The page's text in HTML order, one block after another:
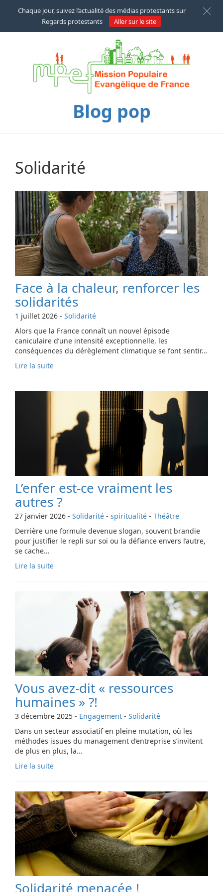
Blog pop
Solidarité
Face à la chaleur, renforcer les
solidarités
1 juillet 2026 - Solidarité
Alors que la France connaît un nouvel épisode
caniculaire d’une intensité exceptionnelle, les
conséquences du dérèglement climatique se font sentir…
Lire la suite
L’enfer est-ce vraiment les
autres ?
27 janvier 2026 - Solidarité - spiritualité - Théâtre
Derrière une formule devenue slogan, souvent brandie
pour justifier le repli sur soi ou la défiance envers l’autre,
se cache…
Lire la suite
Vous avez-dit « ressources
humaines » ?!
3 décembre 2025 - Engagement - Solidarité
Dans un secteur associatif en pleine mutation, où les
méthodes issues du management d’entreprise s’invitent
de plus en plus, la…
Lire la suite
Solidarité menacée !
Chaque jour, suivez l’actualité des médias protestants sur
Regards protestants
Aller sur le site